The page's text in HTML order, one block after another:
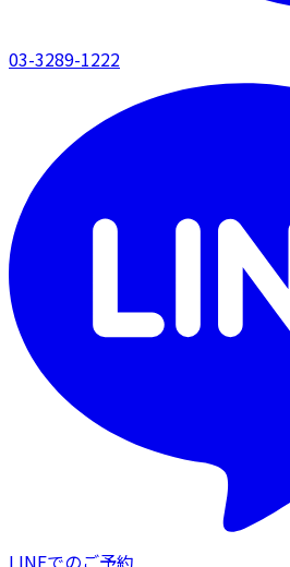
03-3289-1222
LINEでのご予約